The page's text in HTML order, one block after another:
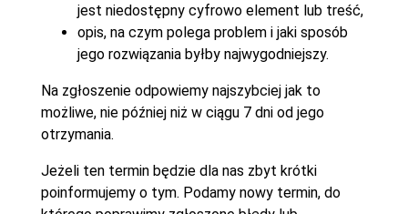
jest niedostępny cyfrowo element lub treść,
opis, na czym polega problem i jaki sposób
jego rozwiązania byłby najwygodniejszy.
Na zgłoszenie odpowiemy najszybciej jak to
możliwe, nie później niż w ciągu 7 dni od jego
otrzymania.
Jeżeli ten termin będzie dla nas zbyt krótki
poinformujemy o tym. Podamy nowy termin, do